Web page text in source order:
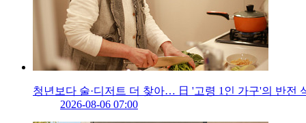
청년보다 술·디저트 더 찾아… 日 '고령 1인 가구'의 반전
2026-08-06 07:00